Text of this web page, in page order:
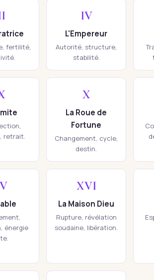
fertilité,
IV
L'Empereur
Autorité, structure,
stabilité.
retrait.
X
La Roue de
Fortune
Changement, cycle,
destin.
énergie
XVI
La Maison Dieu
Rupture, révélation
soudaine, libération.